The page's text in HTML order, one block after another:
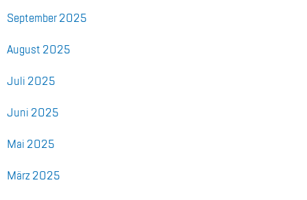
Sep­tem­ber 2025
Au­gust 2025
Juli 2025
Juni 2025
Mai 2025
März 2025